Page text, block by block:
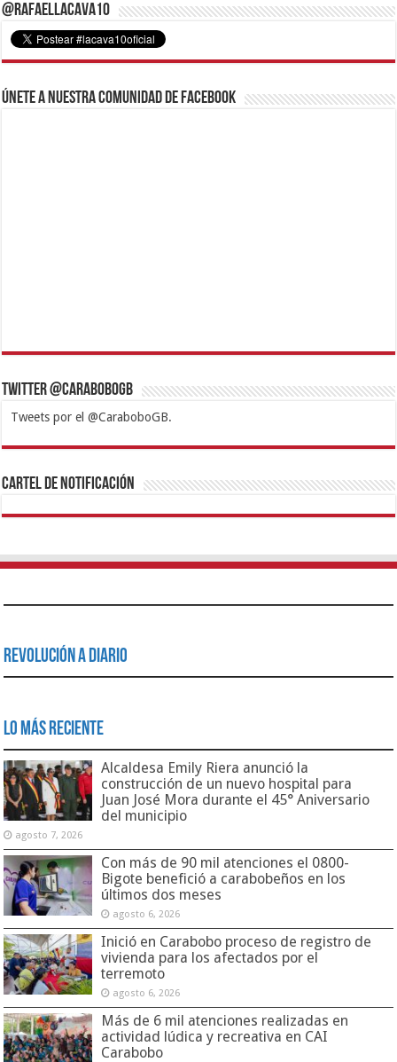
@RafaelLacava10
Únete a nuestra comunidad de Facebook
Twitter @CaraboboGB
Tweets por el @CaraboboGB.
1xbetBetturkeyBetistKralbetSupertotobetTipobetMatadorbetMariobet
https://mvbcasino.com/
Cartel de Notificación
Revolución a Diario
Lo Más Reciente
Alcaldesa Emily Riera anunció la
construcción de un nuevo hospital para
Juan José Mora durante el 45° Aniversario
del municipio
agosto 7, 2026
Con más de 90 mil atenciones el 0800-
Bigote benefició a carabobeños en los
últimos dos meses
agosto 6, 2026
Inició en Carabobo proceso de registro de
vivienda para los afectados por el
terremoto
agosto 6, 2026
Más de 6 mil atenciones realizadas en
actividad lúdica y recreativa en CAI
Carabobo